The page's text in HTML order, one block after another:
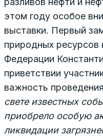
этом году особое
выставки. Первый
природных ресурсов
Федерации
приветствии
важность
свете известных
приобрело особую
ликвидации